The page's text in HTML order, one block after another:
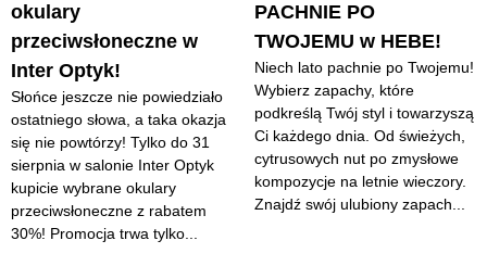
okulary
przeciwsłoneczne w
Inter Optyk!
Słońce jeszcze nie powiedziało
ostatniego słowa, a taka okazja
się nie powtórzy! Tylko do 31
sierpnia w salonie Inter Optyk
kupicie wybrane okulary
przeciwsłoneczne z rabatem
30%! Promocja trwa tylko...
PACHNIE PO
TWOJEMU w HEBE!
Niech lato pachnie po Twojemu!
Wybierz zapachy, które
podkreślą Twój styl i towarzyszą
Ci każdego dnia. Od świeżych,
cytrusowych nut po zmysłowe
kompozycje na letnie wieczory.
Znajdź swój ulubiony zapach...